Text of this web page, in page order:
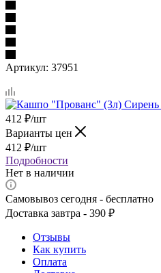
Артикул: 37951
412 ₽/шт
Варианты цен
412 ₽/шт
Подробности
Нет в наличии
Самовывоз сегодня - бесплатно
Доставка завтра - 390 ₽
Отзывы
Как купить
Оплата